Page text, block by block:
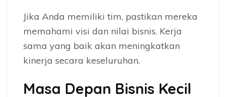
Jika Anda memiliki tim, pastikan mereka
memahami visi dan nilai bisnis. Kerja
sama yang baik akan meningkatkan
kinerja secara keseluruhan.
Masa Depan Bisnis Kecil